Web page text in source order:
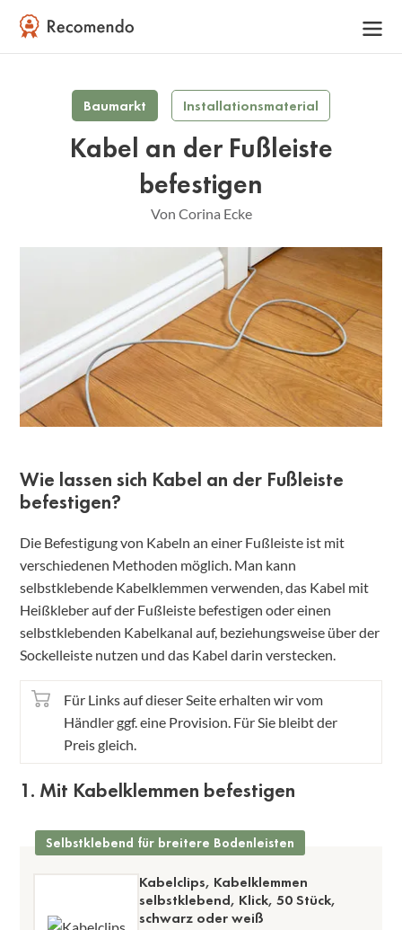
Baumarkt Installationsmaterial
Kabel an der Fußleiste
befestigen
Von Corina Ecke
Wie lassen sich Kabel an der Fußleiste
befestigen?
Die Befestigung von Kabeln an einer Fußleiste ist mit
verschiedenen Methoden möglich. Man kann
selbstklebende Kabelklemmen verwenden, das Kabel mit
Heißkleber auf der Fußleiste befestigen oder einen
selbstklebenden Kabelkanal auf, beziehungsweise über der
Sockelleiste nutzen und das Kabel darin verstecken.
Für Links auf dieser Seite erhalten wir vom
Händler ggf. eine Provision. Für Sie bleibt der
Preis gleich.
1. Mit Kabelklemmen befestigen
Selbstklebend für breitere Bodenleisten
Kabelclips, Kabelklemmen
selbstklebend, Klick, 50 Stück,
schwarz oder weiß